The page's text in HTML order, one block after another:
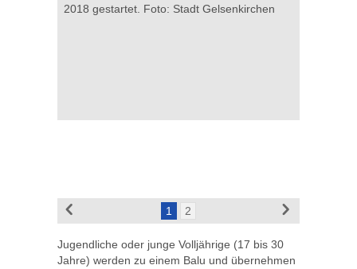
2018 gestartet. Foto: Stadt Gelsenkirchen
1 2
Jugendliche oder junge Volljährige (17 bis 30
Jahre) werden zu einem Balu und übernehmen